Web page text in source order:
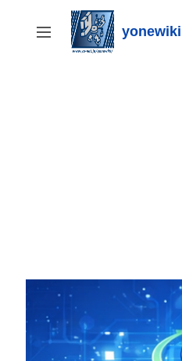
ン
サイドバーの切り替え yonewiki